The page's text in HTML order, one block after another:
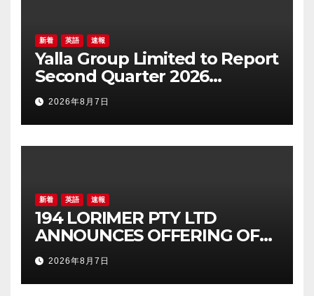
新着 英語 速報
Yalla Group Limited to Report
Second Quarter 2026
Financial Results on August
17, 2026 Eastern Time
2026年8月7日
新着 英語 速報
194 LORIMER PTY LTD
ANNOUNCES OFFERING OF
AUD 26,515,286 JUNIOR
SECURED LOAN NOTE OFFER
2026年8月7日